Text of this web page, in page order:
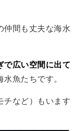
仲間も丈夫な海水
で広い空間に出て
魚たちです。
チなど）もいます